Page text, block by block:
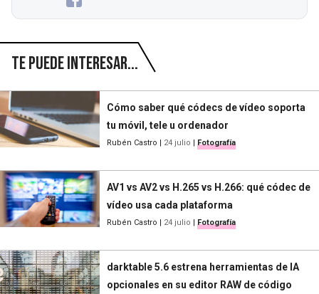
Te puede interesar...
Cómo saber qué códecs de vídeo soporta
tu móvil, tele u ordenador
Rubén Castro 24 julio Fotografía
AV1 vs AV2 vs H.265 vs H.266: qué códec de
vídeo usa cada plataforma
Rubén Castro 24 julio Fotografía
darktable 5.6 estrena herramientas de IA
opcionales en su editor RAW de código